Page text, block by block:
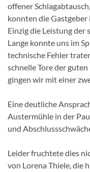
offener
konnten die Gastgeber
Einzig die Leistung der
Lange konnte uns im
technische Fehler
schnelle Tore der
gingen wir mit einer
Eine deutliche
Austermühle in der
und
Leider fruchtete dies
von Lorena Thiele, die